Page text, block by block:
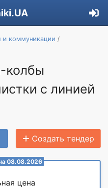
и коммуникации
колбы
с линией
Создать тендер
08.08.2026
цена